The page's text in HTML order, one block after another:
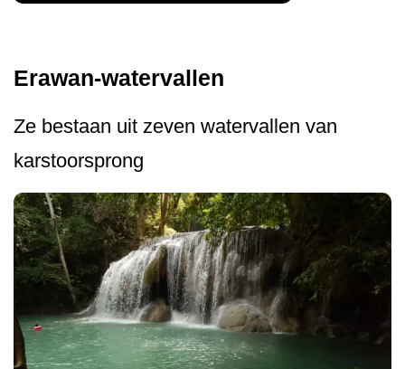
Erawan-watervallen
Ze bestaan uit zeven watervallen van
karstoorsprong